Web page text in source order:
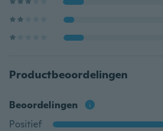
Productbeoordelingen
Beoordelingen
Positief